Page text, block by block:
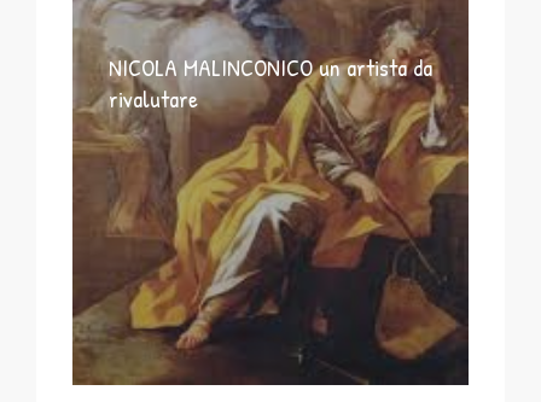
NICOLA MALINCONICO un artista da
rivalutare